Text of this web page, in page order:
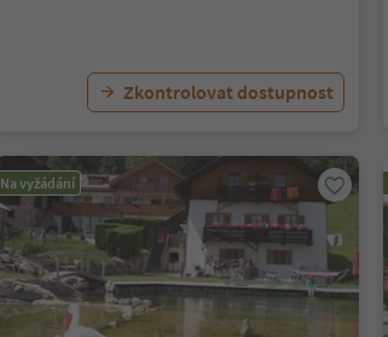
Zkontrolovat dostupnost
Na vyžádání